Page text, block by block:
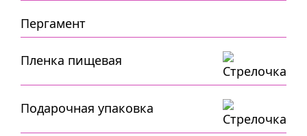
Пергамент
Пленка пищевая
Подарочная упаковка